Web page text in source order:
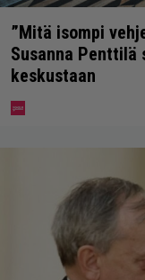
”Mitä isompi
Susanna Penttilä
keskustaan